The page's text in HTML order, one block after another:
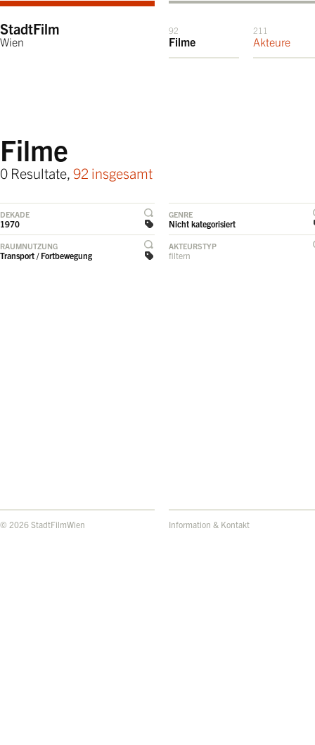
StadtFilm
Wien
92
Filme
211
Akteure
Filme
0 Resultate, 92 insgesamt
DEKADE
1970
GENRE
Nicht kategorisiert
RAUMNUTZUNG
Transport / Fortbewegung
AKTEURSTYP
filtern
© 2026 StadtFilmWien Information & Kontakt